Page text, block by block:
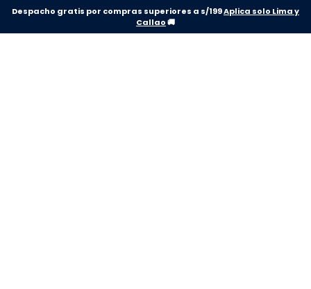
Despacho gratis por compras superiores a s/199Aplica solo Lima y
Callao🚚